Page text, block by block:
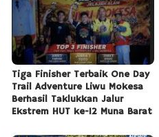
Tiga Finisher Terbaik One Day
Trail Adventure Liwu Mokesa
Berhasil Taklukkan Jalur
Ekstrem HUT ke-12 Muna Barat